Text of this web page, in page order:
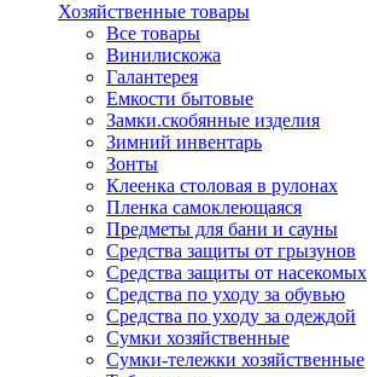
Хозяйственные товары
Все товары
Винилискожа
Галантерея
Емкости бытовые
Замки.скобянные изделия
Зимний инвентарь
Зонты
Клеенка столовая в рулонах
Пленка самоклеющаяся
Предметы для бани и сауны
Средства защиты от грызунов
Средства защиты от насекомых
Средства по уходу за обувью
Средства по уходу за одеждой
Сумки хозяйственные
Сумки-тележки хозяйственные